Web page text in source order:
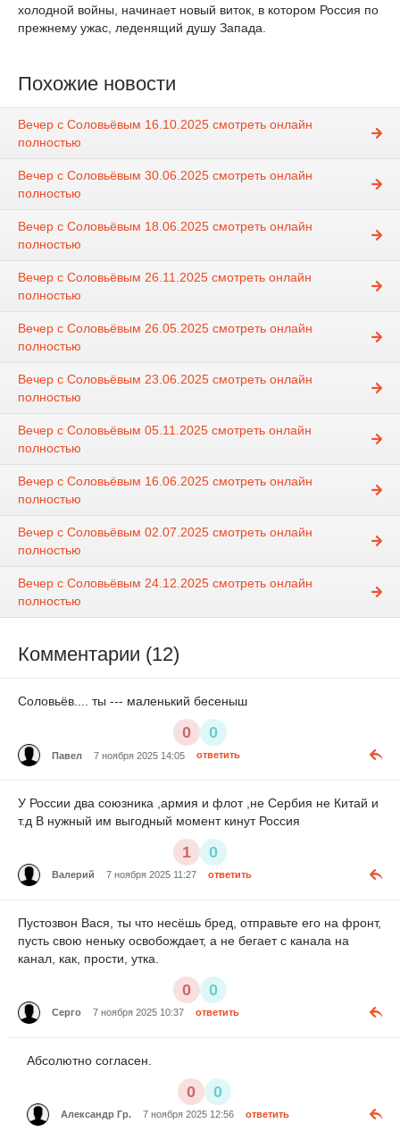
холодной войны, начинает новый виток, в котором Россия по
прежнему ужас, леденящий душу Запада.
Похожие новости
Вечер с Соловьёвым 16.10.2025 смотреть онлайн
полностью
Вечер с Соловьёвым 30.06.2025 смотреть онлайн
полностью
Вечер с Соловьёвым 18.06.2025 смотреть онлайн
полностью
Вечер с Соловьёвым 26.11.2025 смотреть онлайн
полностью
Вечер с Соловьёвым 26.05.2025 смотреть онлайн
полностью
Вечер с Соловьёвым 23.06.2025 смотреть онлайн
полностью
Вечер с Соловьёвым 05.11.2025 смотреть онлайн
полностью
Вечер с Соловьёвым 16.06.2025 смотреть онлайн
полностью
Вечер с Соловьёвым 02.07.2025 смотреть онлайн
полностью
Вечер с Соловьёвым 24.12.2025 смотреть онлайн
полностью
Комментарии (12)
Соловьёв.... ты --- маленький бесеныш
0 0
Павел 7 ноября 2025 14:05 ответить
У России два союзника ,армия и флот ,не Сербия не Китай и
т.д В нужный им выгодный момент кинут Россия
1 0
Валерий 7 ноября 2025 11:27 ответить
Пустозвон Вася, ты что несёшь бред, отправьте его на фронт,
пусть свою неньку освобождает, а не бегает с канала на
канал, как, прости, утка.
0 0
Серго 7 ноября 2025 10:37 ответить
Абсолютно согласен.
0 0
Александр Гр. 7 ноября 2025 12:56 ответить